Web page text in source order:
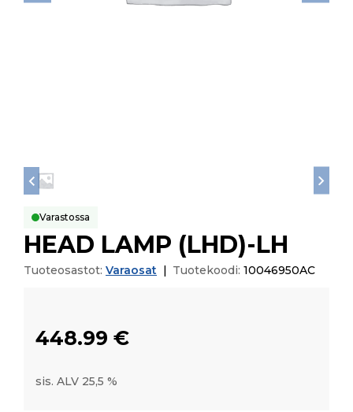
Varastossa
HEAD LAMP (LHD)-LH
Tuoteosastot: Varaosat Tuotekoodi: 10046950AC
448.99 €
sis. ALV 25,5 %